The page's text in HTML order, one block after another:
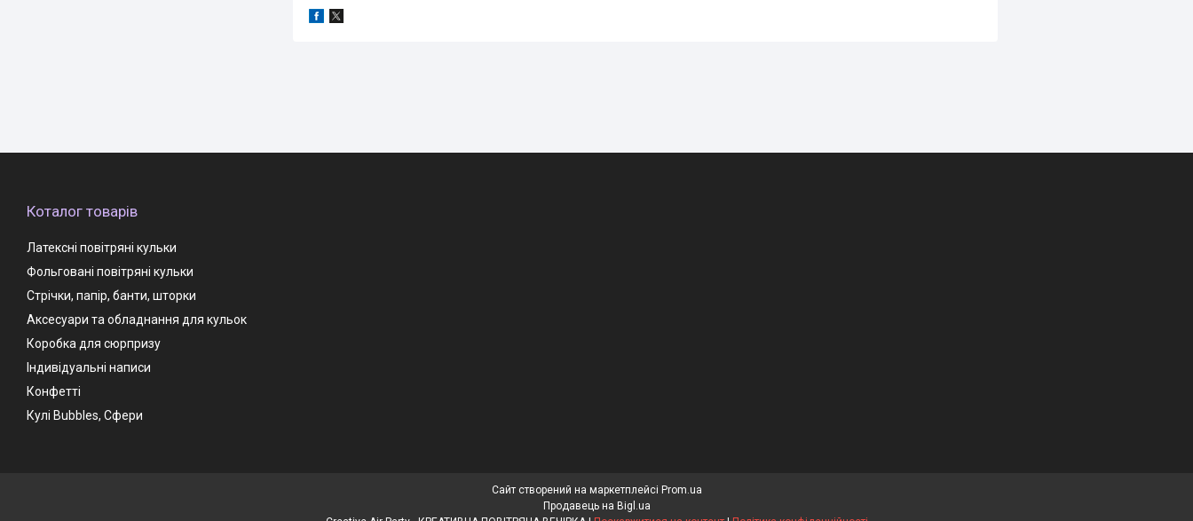
Коталог товарів
Латексні повітряні кульки
Фольговані повітряні кульки
Стрічки, папір, банти, шторки
Аксесуари та обладнання для кульок
Коробка для сюрпризу
Індивідуальні написи
Конфетті
Кулі Bubbles, Сфери
Сайт створений на маркетплейсі Prom.ua
Продавець на Bigl.ua